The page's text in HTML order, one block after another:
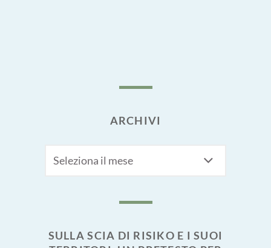
ARCHIVI
SULLA SCIA DI RISIKO E I SUOI